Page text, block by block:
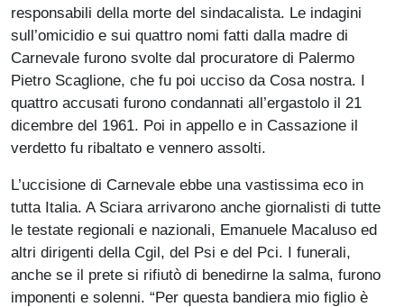
responsabili della morte del sindacalista. Le indagini
sull’omicidio e sui quattro nomi fatti dalla madre di
Carnevale furono svolte dal procuratore di Palermo
Pietro Scaglione, che fu poi ucciso da Cosa nostra. I
quattro accusati furono condannati all’ergastolo il 21
dicembre del 1961. Poi in appello e in Cassazione il
verdetto fu ribaltato e vennero assolti.
L’uccisione di Carnevale ebbe una vastissima eco in
tutta Italia. A Sciara arrivarono anche giornalisti di tutte
le testate regionali e nazionali, Emanuele Macaluso ed
altri dirigenti della Cgil, del Psi e del Pci. I funerali,
anche se il prete si rifiutò di benedirne la salma, furono
imponenti e solenni. “Per questa bandiera mio figlio è